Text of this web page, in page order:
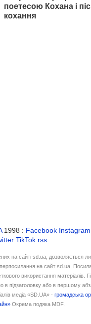
поетесою Кохана і
кохання
1998 : Facebook Instagram
TikTok rss
на сайті sd.ua, дозволяється
на сайт sd.ua.
використання матеріалів.
в підзаголовку або в першому
медіа «SD.UA» -громадська
Окрема подяка MDF.